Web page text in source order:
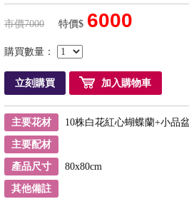
市價7000 特價$ 6000
購買數量：
立刻購買 加入購物車
主要花材 10株白花紅心蝴蝶蘭+小品
主要配材
產品尺寸 80x80cm
其他備註